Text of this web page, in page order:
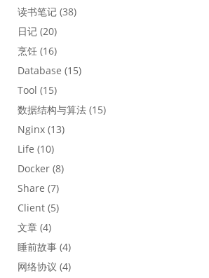
读书笔记 (38)
日记 (20)
烹饪 (16)
Database (15)
Tool (15)
数据结构与算法 (15)
Nginx (13)
Life (10)
Docker (8)
Share (7)
Client (5)
文章 (4)
睡前故事 (4)
网络协议 (4)